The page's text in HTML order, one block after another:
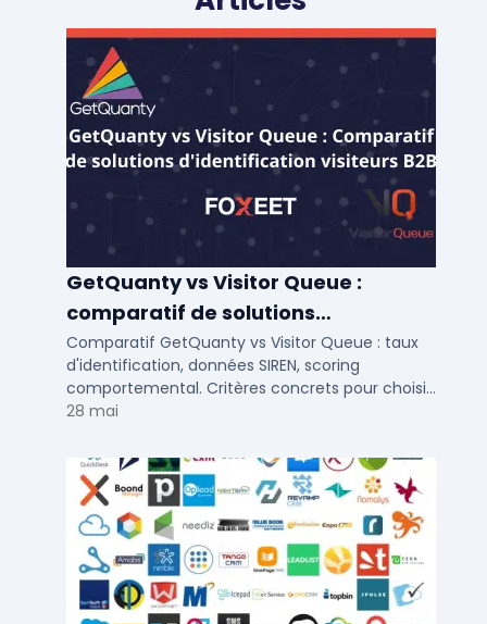
GetQuanty vs Visitor Queue :
comparatif de solutions
d'identification visiteurs B2B
Comparatif GetQuanty vs Visitor Queue : taux
d'identification, données SIREN, scoring
comportemental. Critères concrets pour choisir
votre solution de lead generation B2B en PME et
28 mai